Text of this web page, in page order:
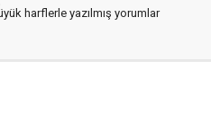
harflerle yazılmış yorumlar